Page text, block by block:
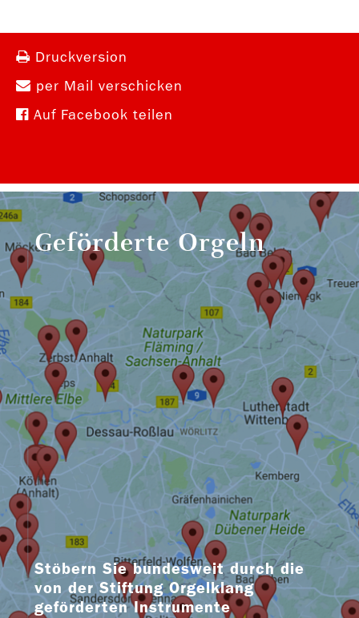
Druckversion
per Mail verschicken
Auf Facebook teilen
Geförderte Orgeln
Stöbern Sie bundesweit durch die
von der Stiftung Orgelklang
geförderten Instrumente